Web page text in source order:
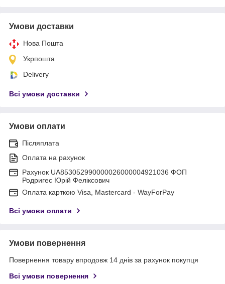
Умови доставки
Нова Пошта
Укрпошта
Delivery
Всі умови доставки
Умови оплати
Післяплата
Оплата на рахунок
Рахунок UA853052990000026000004921036 ФОП
Родригес Юрій Феліксович
Оплата карткою Visa, Mastercard - WayForPay
Всі умови оплати
Умови повернення
Повернення товару впродовж 14 днів за рахунок покупця
Всі умови повернення